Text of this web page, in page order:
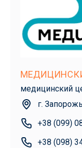
медицинский
г.
+38 (099)
+38 (098)